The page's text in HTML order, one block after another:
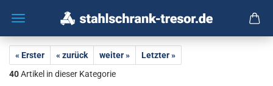
« Erster « zurück weiter »
Letzter »
40Artikel in dieser Kategorie